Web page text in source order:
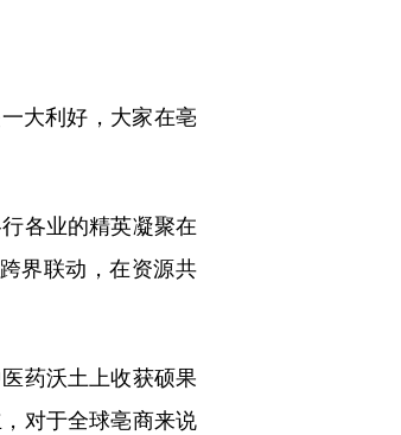
大利好，大家在亳
各业的精英凝聚在
界联动，在资源共
药沃土上收获硕果
对于全球亳商来说